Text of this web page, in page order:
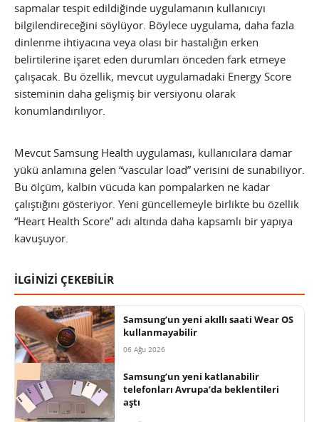
sapmalar tespit edildiğinde uygulamanın kullanıcıyı
bilgilendireceğini söylüyor. Böylece uygulama, daha fazla
dinlenme ihtiyacına veya olası bir hastalığın erken
belirtilerine işaret eden durumları önceden fark etmeye
çalışacak. Bu özellik, mevcut uygulamadaki Energy Score
sisteminin daha gelişmiş bir versiyonu olarak
konumlandırılıyor.
Mevcut Samsung Health uygulaması, kullanıcılara damar
yükü anlamına gelen “vascular load” verisini de sunabiliyor.
Bu ölçüm, kalbin vücuda kan pompalarken ne kadar
çalıştığını gösteriyor. Yeni güncellemeyle birlikte bu özellik
“Heart Health Score” adı altında daha kapsamlı bir yapıya
kavuşuyor.
İLGİNİZİ ÇEKEBİLİR
Samsung’un yeni akıllı saati Wear OS
kullanmayabilir
06 Ağu 2026
Samsung’un yeni katlanabilir
telefonları Avrupa’da beklentileri
aştı